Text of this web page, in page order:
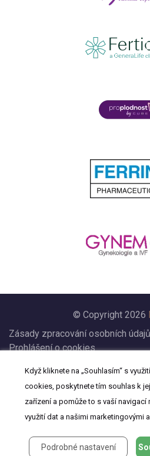
© Copyright 2026
Zásady zpracování osobních údajů
Prohlášení o cookies
Prohlášení
Kontakt
Když kliknete na „Souhlasím“ s
cookies, poskytnete tím souhlas k
zařízení a pomůže to s vaší navigací
využití dat a našimi marketingovými
Podrobné nastavení